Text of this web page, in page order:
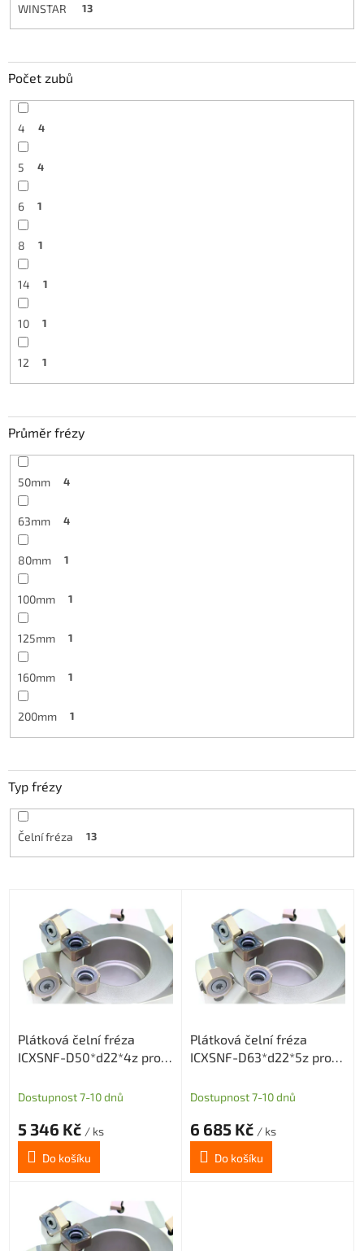
WINSTAR 13
Počet zubů
4 4
5 4
6 1
8 1
14 1
10 1
12 1
Průměr frézy
50mm 4
63mm 4
80mm 1
100mm 1
125mm 1
160mm 1
200mm 1
Typ frézy
Čelní fréza 13
Plátková čelní fréza
ICXSNF-D50*d22*4z pro
SNMX1205
Dostupnost 7-10 dnů
5 346 Kč / ks
Do košíku
Plátková čelní fréza
ICXSNF-D63*d22*5z pro
SNMX1205
Dostupnost 7-10 dnů
6 685 Kč / ks
Do košíku